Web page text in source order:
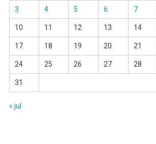
3 4 5 6 7
10 11 12 13 14
17 18 19 20 21
24 25 26 27 28
31
« jul